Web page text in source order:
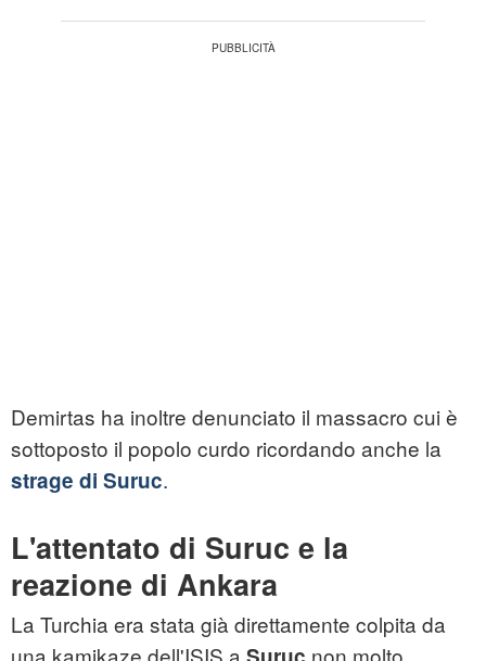
Demirtas ha inoltre denunciato il massacro cui è
sottoposto il popolo curdo ricordando anche la
strage di Suruc.
L'attentato di Suruc e la
reazione di Ankara
La Turchia era stata già direttamente colpita da